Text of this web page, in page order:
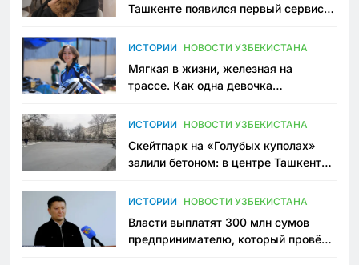
Ташкенте появился первый сервис
ИСТОРИИ НОВОСТИ УЗБЕКИСТАНА
Мягкая в жизни, железная на
трассе. Как одна девочка
Узбекистане
ИСТОРИИ НОВОСТИ УЗБЕКИСТАНА
Скейтпарк на «Голубых куполах»
залили бетоном: в центре Ташкента
пространство
ИСТОРИИ НОВОСТИ УЗБЕКИСТАНА
Власти выплатят 300 млн сумов
предпринимателю, который провёл